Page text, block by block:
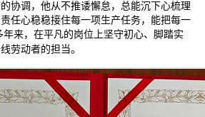
协调，他从不推诿懈怠，总能沉下心梳理
任心稳稳接住每一项生产任务，能把每一
年来，在平凡的岗位上坚守初心、脚踏实
劳动者的担当。